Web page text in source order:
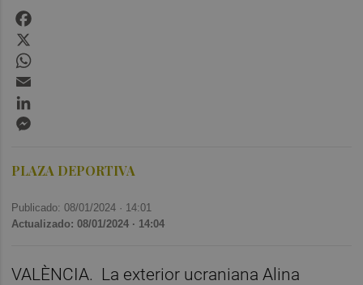
PLAZA DEPORTIVA
Publicado: 08/01/2024 · 14:01
Actualizado: 08/01/2024 · 14:04
VALÈNCIA. La exterior ucraniana Alina